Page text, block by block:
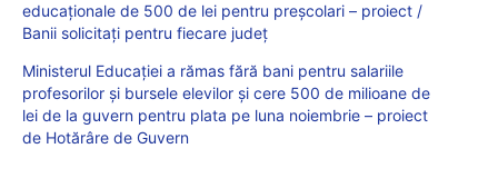
educaționale de 500 de lei pentru preșcolari – proiect /
Banii solicitați pentru fiecare județ
Ministerul Educației a rămas fără bani pentru salariile
profesorilor și bursele elevilor și cere 500 de milioane de
lei de la guvern pentru plata pe luna noiembrie – proiect
de Hotărâre de Guvern